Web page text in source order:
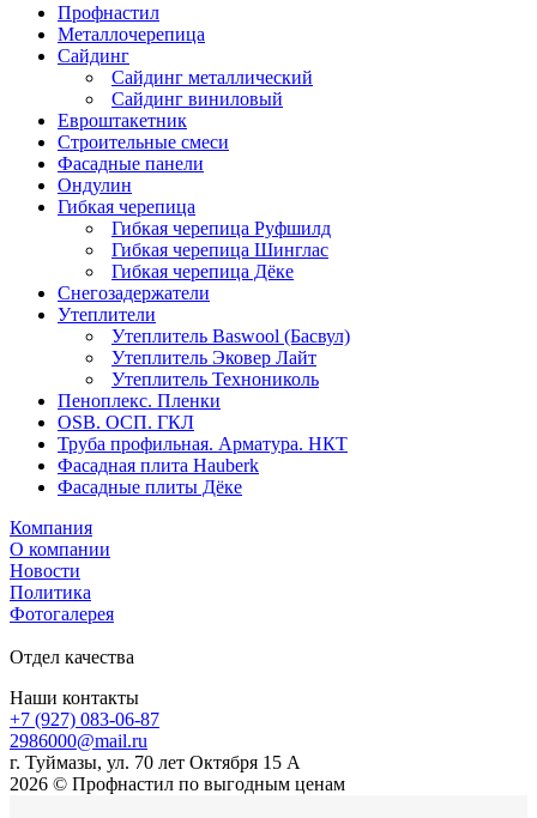
Профнастил
Металлочерепица
Сайдинг
Сайдинг металлический
Сайдинг виниловый
Евроштакетник
Строительные смеси
Фасадные панели
Ондулин
Гибкая черепица
Гибкая черепица Руфшилд
Гибкая черепица Шинглас
Гибкая черепица Дёке
Снегозадержатели
Утеплители
Утеплитель Baswool (Басвул)
Утеплитель Эковер Лайт
Утеплитель Технониколь
Пеноплекс. Пленки
OSB. ОСП. ГКЛ
Труба профильная. Арматура. НКТ
Фасадная плита Hauberk
Фасадные плиты Дёке
Компания
О компании
Новости
Политика
Фотогалерея
Отдел качества
Наши контакты
+7 (927) 083-06-87
2986000@mail.ru
г. Туймазы, ул. 70 лет Октября 15 А
2026 © Профнастил по выгодным ценам